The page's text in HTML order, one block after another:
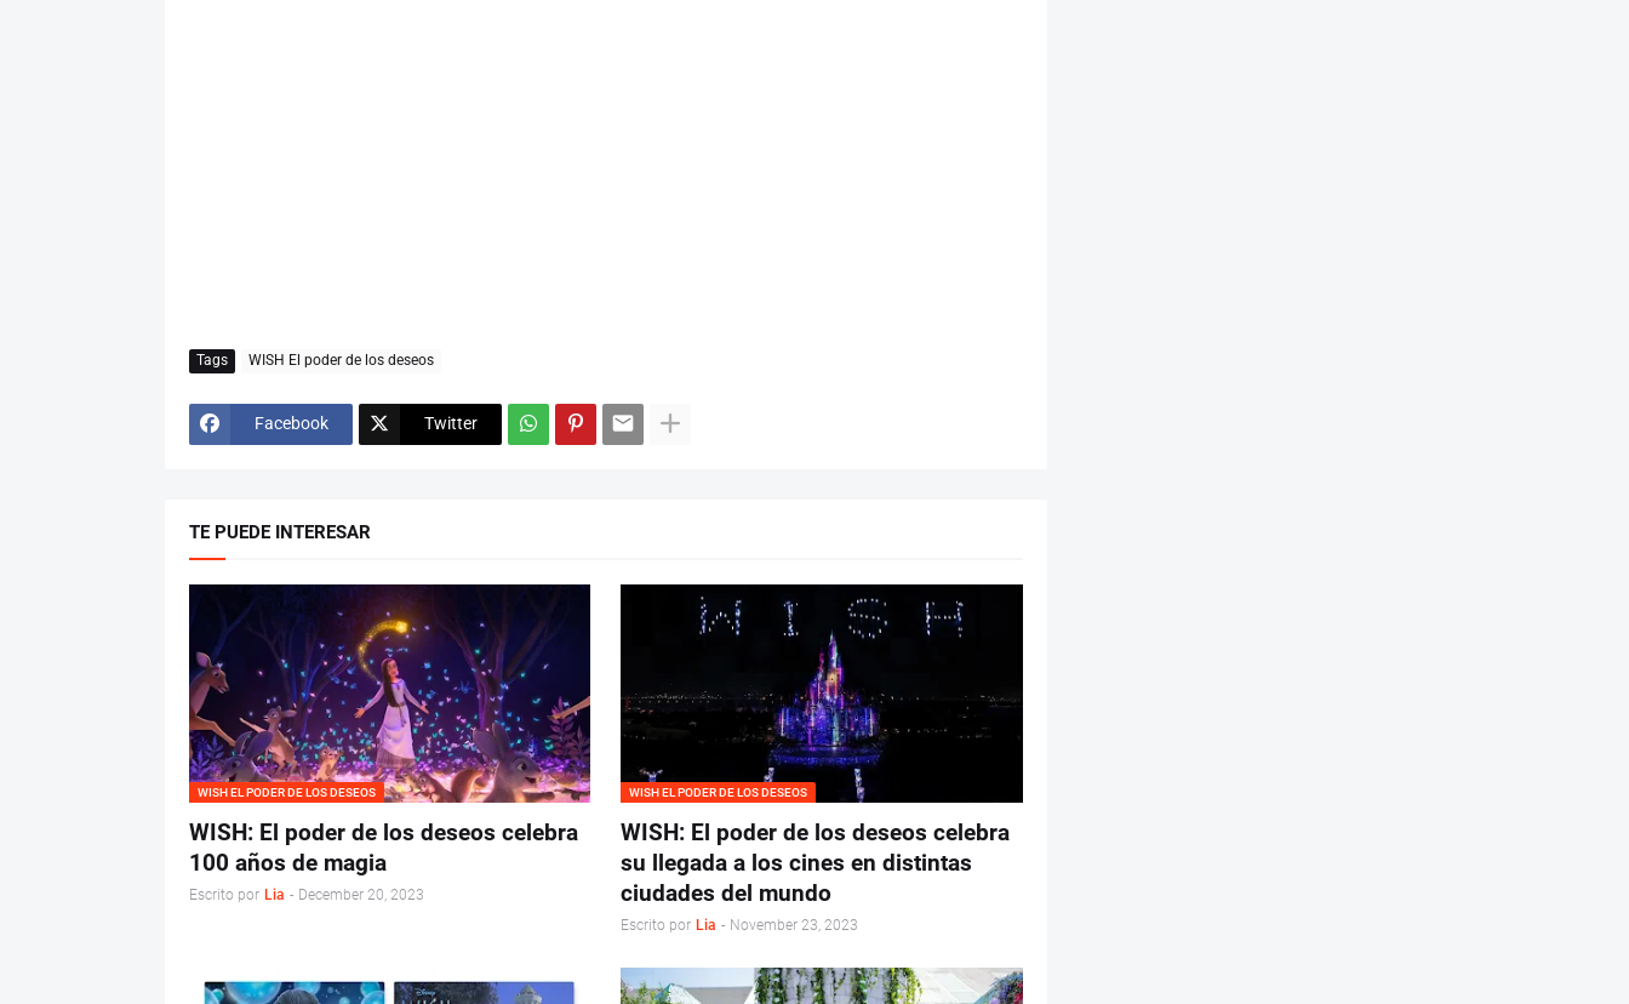
Tags WISH El poder de los deseos
Facebook Twitter
TE PUEDE INTERESAR
WISH EL PODER DE LOS DESEOS
WISH: El poder de los deseos celebra
100 años de magia
Escrito por Lia - December 20, 2023
WISH EL PODER DE LOS DESEOS
WISH: El poder de los deseos celebra
su llegada a los cines en distintas
ciudades del mundo
Escrito por Lia - November 23, 2023